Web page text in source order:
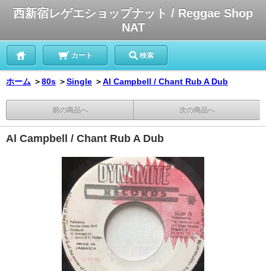
西新宿レゲエショップナット / Reggae Shop
NAT
カート 検索
ホーム ＞80s ＞Single ＞Al Campbell / Chant Rub A Dub
前の商品へ 次の商品へ
Al Campbell / Chant Rub A Dub